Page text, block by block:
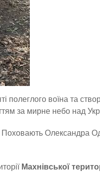
полеглого воїна та
за мирне небо над
Поховають Олександра
Махнівської